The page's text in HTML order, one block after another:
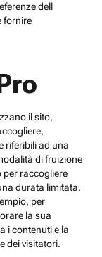
dell
fornire
il sito,
riferibili ad una
di fruizione
per raccogliere
durata limitata.
per
la sua
i contenuti e la
dei visitatori.